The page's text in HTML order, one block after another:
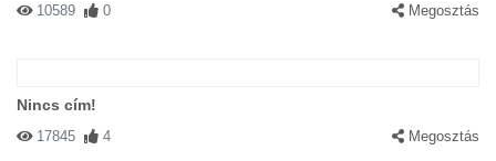
10589 0 Megosztás
Nincs cím!
17845 4 Megosztás